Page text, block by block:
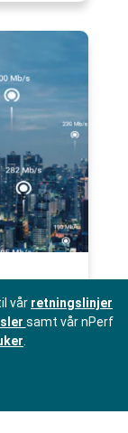
vår retningslinjer
samt vår nPerf